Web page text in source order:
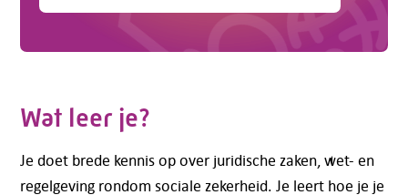
Wat leer je?
Je doet brede kennis op over juridische zaken, wet- en
regelgeving rondom sociale zekerheid. Je leert hoe je je